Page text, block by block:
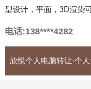
型设计，平面，3D渲染
电话:138****4282